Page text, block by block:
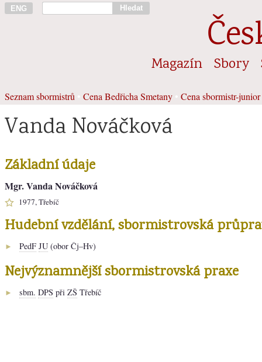
ENG Hledat
Magazín Sbory
Seznam sbormistrů Cena Bedřicha Smetany Cena sbormistr-junior
Vanda Nováčková
Základní údaje
Mgr. Vanda Nováčková
1977, Třebíč
Hudební vzdělání, sbormistrovská
► PedF JU (obor Čj–Hv)
Nejvýznamnější sbormistrovská praxe
► sbm. DPS při ZŠ Třebíč